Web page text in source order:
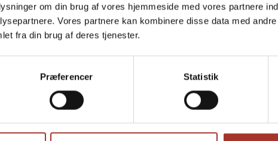
om din brug af vores hjemmeside med vores partnere
Vores partnere kan kombinere disse data med
fra din brug af deres tjenester.
Præferencer Statistik